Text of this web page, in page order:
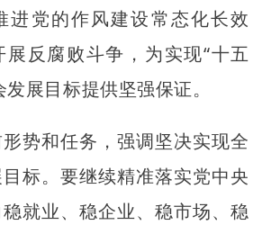
进党的作风建设常态化长效
反腐败斗争，为实现“十五
展目标提供坚强保证。
势和任务，强调坚决实现全
标。要继续精准落实党中央
就业、稳企业、稳市场、稳